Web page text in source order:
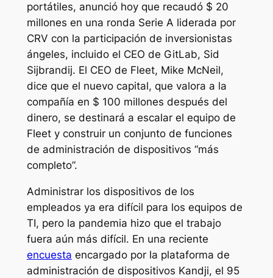
portátiles, anunció hoy que recaudó $ 20
millones en una ronda Serie A liderada por
CRV con la participación de inversionistas
ángeles, incluido el CEO de GitLab, Sid
Sijbrandij. El CEO de Fleet, Mike McNeil,
dice que el nuevo capital, que valora a la
compañía en $ 100 millones después del
dinero, se destinará a escalar el equipo de
Fleet y construir un conjunto de funciones
de administración de dispositivos “más
completo”.
Administrar los dispositivos de los
empleados ya era difícil para los equipos de
TI, pero la pandemia hizo que el trabajo
fuera aún más difícil. En una reciente
encuesta encargado por la plataforma de
administración de dispositivos Kandji, el 95